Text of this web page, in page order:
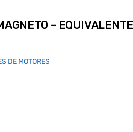
– EQUIVALENTE
DE MOTORES